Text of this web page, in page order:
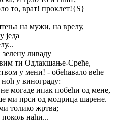
то, врат! проклет!{S}
на мужи, на врелу,
једа
ливаду
ти Одлакшање-Среће,
у мени! - обећавало веће
ноћ у винограду:
могаде ипак побећи од мене,
ми прси од модрица шарене.
толико жртва;
покољ наћи...